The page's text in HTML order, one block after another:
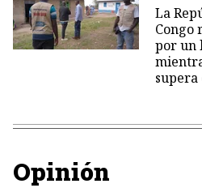
La
Congo
por un
supera
Opinión